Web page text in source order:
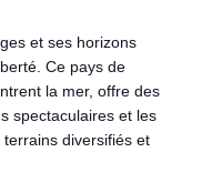
et ses horizons
Ce pays de
la mer, offre des
spectaculaires et les
diversifiés et